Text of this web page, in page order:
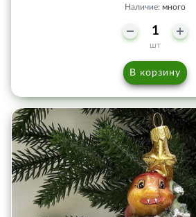
Наличие: много
шт
В корзину